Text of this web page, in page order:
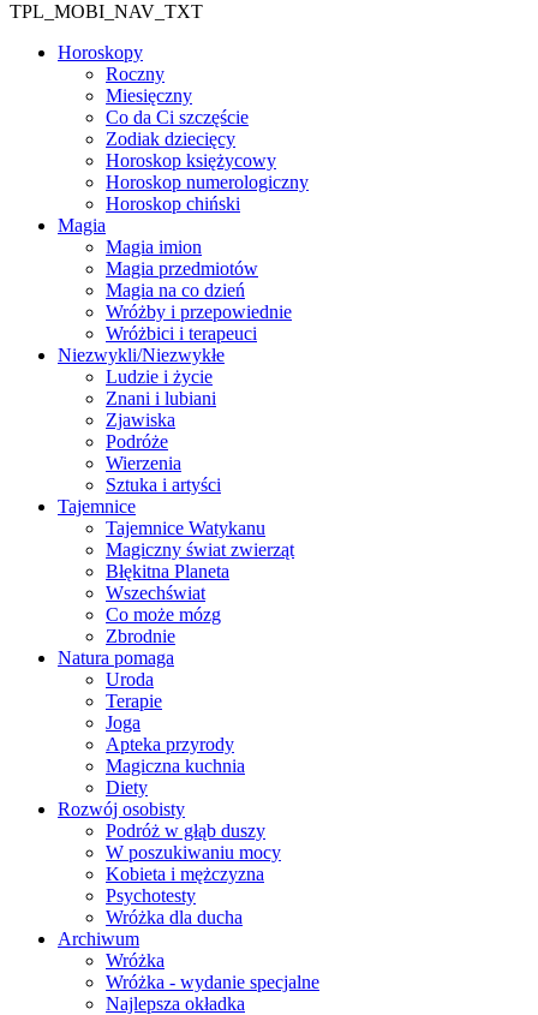
TPL_MOBI_NAV_TXT
Horoskopy
Roczny
Miesięczny
Co da Ci szczęście
Zodiak dziecięcy
Horoskop księżycowy
Horoskop numerologiczny
Horoskop chiński
Magia
Magia imion
Magia przedmiotów
Magia na co dzień
Wróżby i przepowiednie
Wróżbici i terapeuci
Niezwykli/Niezwykłe
Ludzie i życie
Znani i lubiani
Zjawiska
Podróże
Wierzenia
Sztuka i artyści
Tajemnice
Tajemnice Watykanu
Magiczny świat zwierząt
Błękitna Planeta
Wszechświat
Co może mózg
Zbrodnie
Natura pomaga
Uroda
Terapie
Joga
Apteka przyrody
Magiczna kuchnia
Diety
Rozwój osobisty
Podróż w głąb duszy
W poszukiwaniu mocy
Kobieta i mężczyzna
Psychotesty
Wróżka dla ducha
Archiwum
Wróżka
Wróżka - wydanie specjalne
Najlepsza okładka